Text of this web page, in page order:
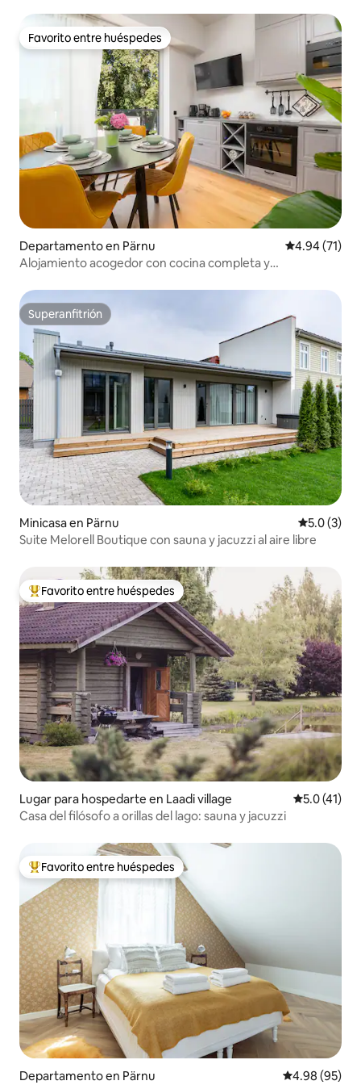
Favorito entre huéspedes
Favorito entre huéspedes
Departamento en Pärnu Calificación
4.94 (71)
Alojamiento acogedor con cocina completa y
Superanfitrión
Superanfitrión
Minicasa en Pärnu
5.0 (3)
Suite Melorell Boutique con sauna y jacuzzi al aire libre
De los mejores en Favorito entre huéspedes
Favorito entre huéspedes
Lugar para hospedarte en Laadi village Calificación
5.0 (41)
Casa del filósofo a orillas del lago: sauna y jacuzzi
De los mejores en Favorito entre huéspedes
Favorito entre huéspedes
Departamento en Pärnu Calificación
4.98 (95)